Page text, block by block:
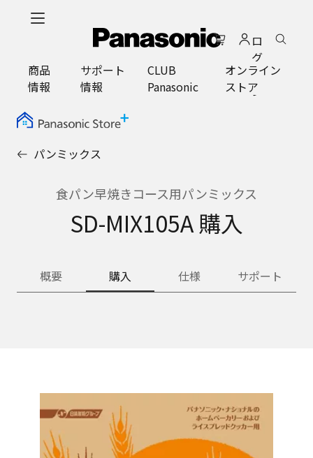
ロ
グ
イ
ン
商品
情報
サポート
情報
CLUB
Panasonic
オンライン
ストア
パンミックス
食パン早焼きコース用パンミックス
SD-MIX105A 購入
概要 購入 仕様 サポート